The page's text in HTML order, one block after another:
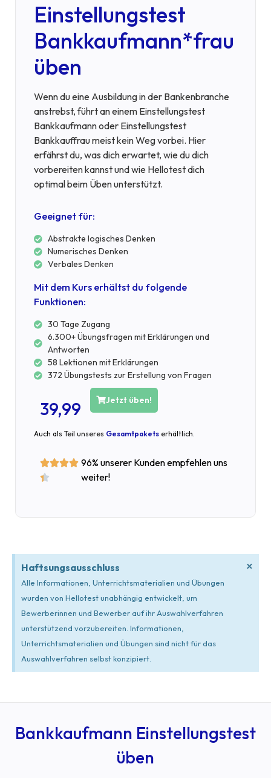
Einstellungstest
Bankkaufmann*frau
üben
Wenn du eine Ausbildung in der Bankenbranche
anstrebst, führt an einem Einstellungstest
Bankkaufmann oder Einstellungstest
Bankkauffrau meist kein Weg vorbei. Hier
erfährst du, was dich erwartet, wie du dich
vorbereiten kannst und wie Hellotest dich
optimal beim Üben unterstützt.
Geeignet für:
Abstrakte logisches Denken
Numerisches Denken
Verbales Denken
Mit dem Kurs erhältst du folgende
Funktionen:
30 Tage Zugang
6.300+ Übungsfragen mit Erklärungen und
Antworten
58 Lektionen mit Erklärungen
372 Übungstests zur Erstellung von Fragen
39,99 Jetzt üben!
Auch als Teil unseres Gesamtpakets erhältlich.


96% unserer Kunden empfehlen uns
weiter!
Haftsungsausschluss
Alle Informationen, Unterrichtsmaterialien und Übungen
wurden von Hellotest unabhängig entwickelt, um
Bewerberinnen und Bewerber auf ihr Auswahlverfahren
unterstützend vorzubereiten. Informationen,
Unterrichtsmaterialien und Übungen sind nicht für das
Auswahlverfahren selbst konzipiert.
×
Bankkaufmann Einstellungstest
üben